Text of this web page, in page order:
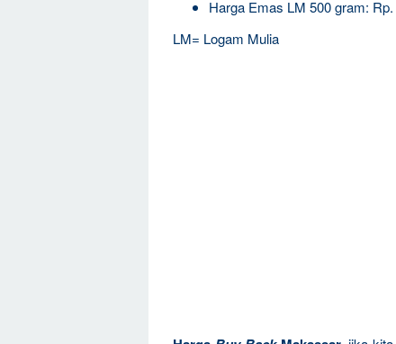
Harga Emas LM 500 gram:
LM= Logam Mulia